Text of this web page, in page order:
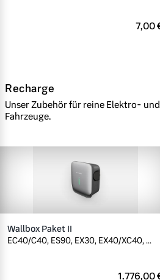
7,00
Recharge
Unser Zubehör für reine Elektro-
Fahrzeuge.
Wallbox Paket II
EC40/C40, ES90, EX30, EX40/XC40, ...
1.776,00